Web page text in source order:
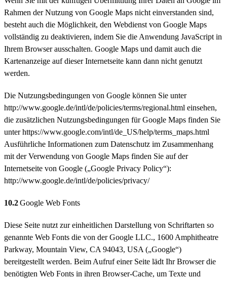
Rahmen der Nutzung von Google Maps nicht einverstanden sind,
besteht auch die Möglichkeit, den Webdienst von Google Maps
vollständig zu deaktivieren, indem Sie die Anwendung JavaScript in
Ihrem Browser ausschalten. Google Maps und damit auch die
Kartenanzeige auf dieser Internetseite kann dann nicht genutzt
werden.
Die Nutzungsbedingungen von Google können Sie unter
http://www.google.de/intl/de/policies/terms/regional.html einsehen,
die zusätzlichen Nutzungsbedingungen für Google Maps finden Sie
unter https://www.google.com/intl/de_US/help/terms_maps.html
Ausführliche Informationen zum Datenschutz im Zusammenhang
mit der Verwendung von Google Maps finden Sie auf der
Internetseite von Google („Google Privacy Policy“):
http://www.google.de/intl/de/policies/privacy/
10.2Google Web Fonts
Diese Seite nutzt zur einheitlichen Darstellung von Schriftarten so
genannte Web Fonts die von der Google LLC., 1600 Amphitheatre
Parkway, Mountain View, CA 94043, USA („Google“)
bereitgestellt werden. Beim Aufruf einer Seite lädt Ihr Browser die
benötigten Web Fonts in ihren Browser-Cache, um Texte und